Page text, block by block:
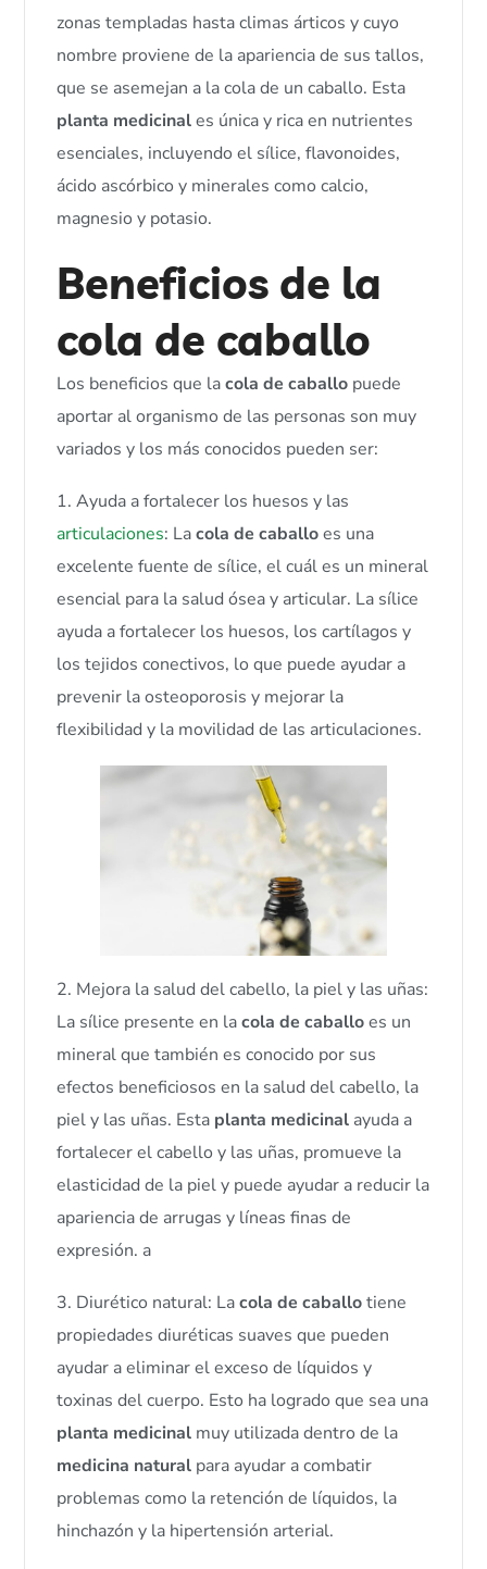
zonas templadas hasta climas árticos y cuyo
nombre proviene de la apariencia de sus tallos,
que se asemejan a la cola de un caballo. Esta
planta medicinales única y rica en nutrientes
esenciales, incluyendo el sílice, flavonoides,
ácido ascórbico y minerales como calcio,
magnesio y potasio.
Beneficios de la
cola de caballo
Los beneficios que lacola de caballo puede
aportar al organismo de las personas son muy
variados y los más conocidos pueden ser:
1. Ayuda a fortalecer los huesos y las
articulaciones: Lacola de caballoes una
excelente fuente de sílice, el cuál es un mineral
esencial para la salud ósea y articular. La sílice
ayuda a fortalecer los huesos, los cartílagos y
los tejidos conectivos, lo que puede ayudar a
prevenir la osteoporosis y mejorar la
flexibilidad y la movilidad de las articulaciones.
2. Mejora la salud del cabello, la piel y las uñas:
La sílice presente en lacola de caballoes un
mineral que también es conocido por sus
efectos beneficiosos en la salud del cabello, la
piel y las uñas. Esta planta medicinal ayuda a
fortalecer el cabello y las uñas, promueve la
elasticidad de la piel y puede ayudar a reducir la
apariencia de arrugas y líneas finas de
expresión. a
3. Diurético natural: Lacola de caballotiene
propiedades diuréticas suaves que pueden
ayudar a eliminar el exceso de líquidos y
toxinas del cuerpo. Esto ha logrado que sea una
planta medicinal muy utilizada dentro de la
medicina natural para ayudar a combatir
problemas como la retención de líquidos, la
hinchazón y la hipertensión arterial.